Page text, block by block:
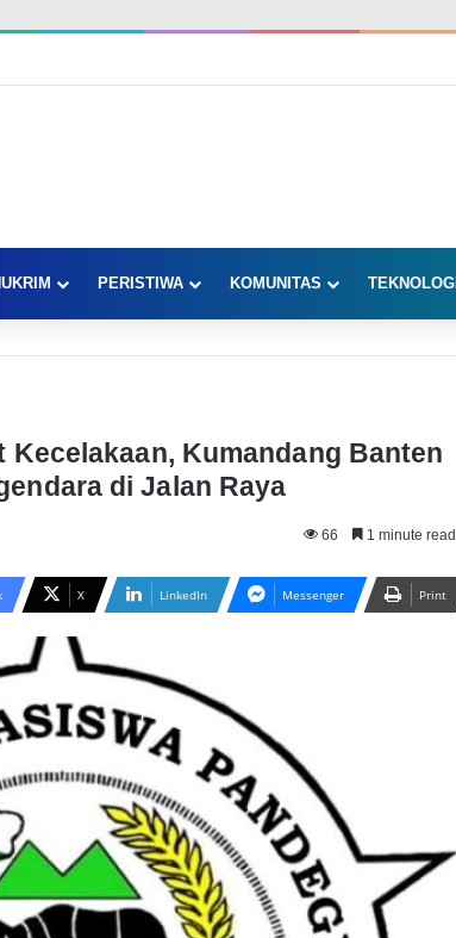
PERISTIWA KOMUNITAS TEKNOLOGI
Kecelakaan, Kumandang Banten
di Jalan Raya
66 1 minute read
X LinkedIn Messenger Print